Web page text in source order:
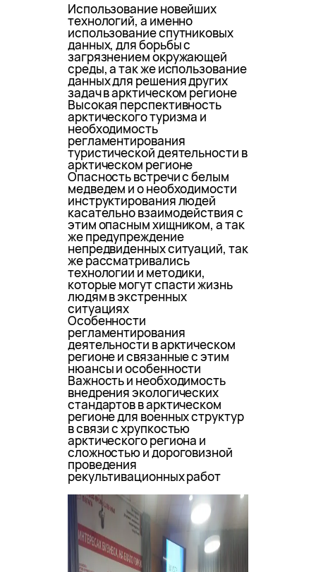
Использование новейших
технологий, а именно
использование спутниковых
данных, для борьбы с
загрязнением окружающей
среды, а так же использование
данных для решения других
задач в арктическом регионе
Высокая перспективность
арктического туризма и
необходимость
регламентирования
туристической деятельности в
арктическом регионе
Опасность встречи с белым
медведем и о необходимости
инструктирования людей
касательно взаимодействия с
этим опасным хищником, а так
же предупреждение
непредвиденных ситуаций, так
же рассматривались
технологии и методики,
которые могут спасти жизнь
людям в экстренных
ситуациях
Особенности
регламентирования
деятельности в арктическом
регионе и связанные с этим
нюансы и особенности
Важность и необходимость
внедрения экологических
стандартов в арктическом
регионе для военных структур
в связи с хрупкостью
арктического региона и
сложностью и дороговизной
проведения
рекультивационных работ